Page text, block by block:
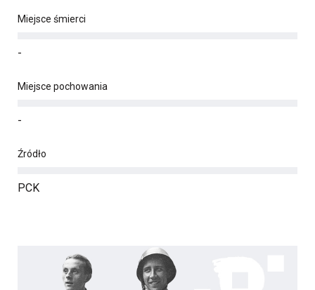
Miejsce śmierci
-
Miejsce pochowania
-
Źródło
PCK